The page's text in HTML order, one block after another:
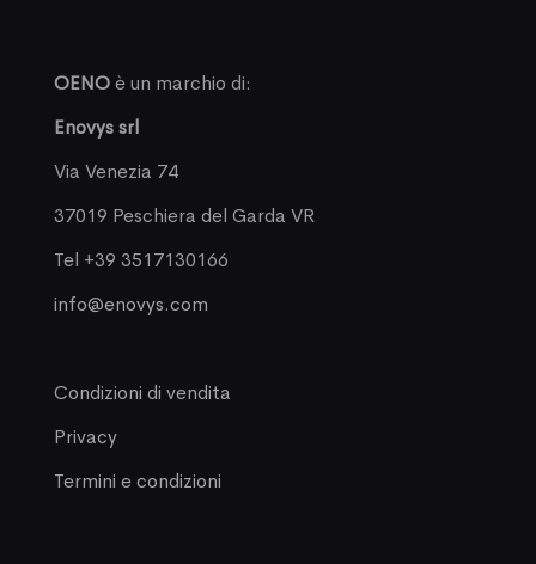
OENOè un marchio di:
Enovys srl
Via Venezia 74
37019 Peschiera del Garda VR
Tel +39 3517130166
info@enovys.com
Condizioni di vendita
Privacy
Termini e condizioni